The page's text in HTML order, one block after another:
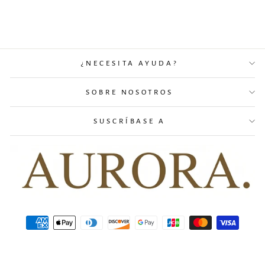
¿NECESITA AYUDA?
SOBRE NOSOTROS
SUSCRÍBASE A